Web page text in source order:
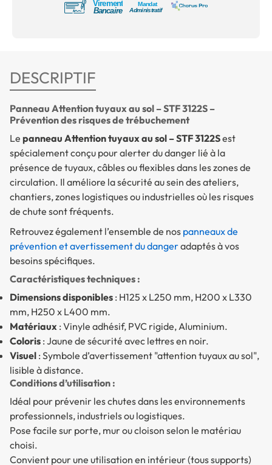
DESCRIPTIF
Panneau Attention tuyaux au sol – STF 3122S –
Prévention des risques de trébuchement
Le panneau Attention tuyaux au sol – STF 3122Sest
spécialement conçu pour alerter du danger lié à la
présence de tuyaux, câbles ou flexibles dans les zones de
circulation. Il améliore la sécurité au sein des ateliers,
chantiers, zones logistiques ou industrielles où les risques
de chute sont fréquents.
Retrouvez également l’ensemble de nos panneaux de
prévention et avertissement du dangeradaptés à vos
besoins spécifiques.
Caractéristiques techniques :
Dimensions disponibles : H125 x L250 mm, H200 x L330
mm, H250 x L400 mm.
Matériaux : Vinyle adhésif, PVC rigide, Aluminium.
Coloris : Jaune de sécurité avec lettres en noir.
Visuel : Symbole d’avertissement "attention tuyaux au sol",
lisible à distance.
Conditions d’utilisation :
Idéal pour prévenir les chutes dans les environnements
professionnels, industriels ou logistiques.
Pose facile sur porte, mur ou cloison selon le matériau
choisi.
Convient pour une utilisation en intérieur (tous supports)